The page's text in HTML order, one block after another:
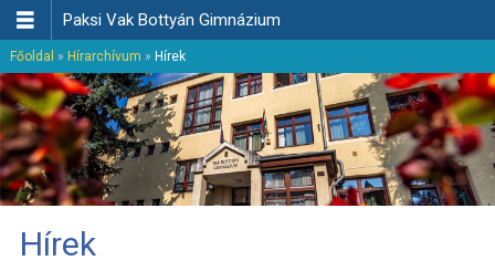
 Paksi Vak Bottyán Gimnázium
Főoldal » Hírarchívum » Hírek
Hírek